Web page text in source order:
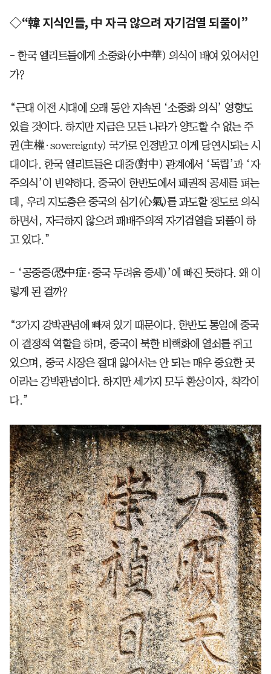
◇“韓 지식인들, 中 자극 않으려 자기검열 되풀이”
- 한국 엘리트들에게 소중화(小中華) 의식이 배여 있어서인
가?
“근대 이전 시대에 오래 동안 지속된 ‘소중화 의식’ 영향도
있을 것이다. 하지만 지금은 모든 나라가 양도할 수 없는 주
권(主權·sovereignty) 국가로 인정받고 이게 당연시되는 시
대이다. 한국 엘리트들은 대중(對中) 관계에서 ‘독립’과 ‘자
주의식’이 빈약하다. 중국이 한반도에서 패권적 공세를 펴는
데, 우리 지도층은 중국의 심기(心氣)를 과도할 정도로 의식
하면서, 자극하지 않으려 패배주의적 자기검열을 되풀이 하
고 있다.”
- ‘공중증(恐中症·중국 두려움 증세)’에 빠진 듯하다. 왜 이
렇게 된 걸까?
“3가지 강박관념에 빠져 있기 때문이다. 한반도 통일에 중국
이 결정적 역할을 하며, 중국이 북한 비핵화에 열쇠를 쥐고
있으며, 중국 시장은 절대 잃어서는 안 되는 매우 중요한 곳
이라는 강박관념이다. 하지만 세가지 모두 환상이자, 착각이
다.”